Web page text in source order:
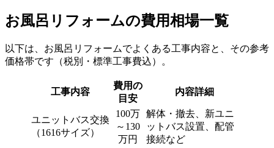
お風呂リフォームの費用相場一覧
以下は、お風呂リフォームでよくある工事内容と、その参考
価格帯です（税別・標準工事費込）。
工事内容
費用の
目安
内容詳細
ユニットバス交換
（1616サイズ）
100万
～130
万円
解体・撤去、新ユニ
ットバス設置、配管
接続など